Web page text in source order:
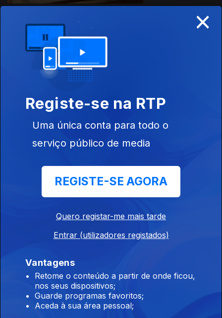
Ep. 4
485164
×
Registe-se na RTP
Uma única conta para todo o
serviço público de media
REGISTE-SE AGORA
Quero registar-me mais tarde
Entrar (utilizadores registados)
Vantagens
Retome o conteúdo a partir de onde ficou,
nos seus dispositivos;
Guarde programas favoritos;
Aceda à sua área pessoal;